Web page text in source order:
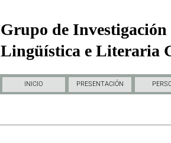
Grupo de Investigación
Lingüística e Literaria
INICIO PRESENTACIÓN